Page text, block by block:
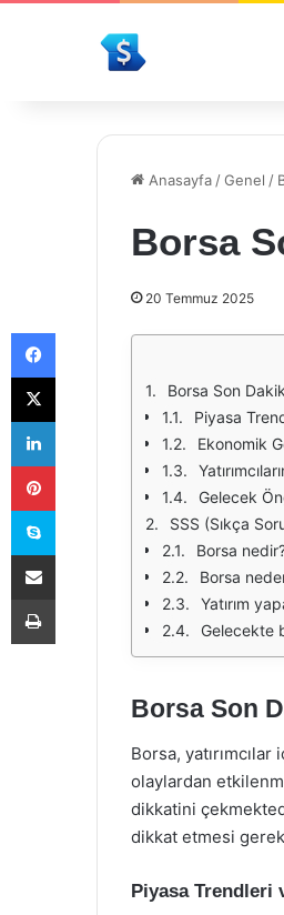
Anasayfa /Genel /
Borsa
20 Temmuz 2025
Borsa Son
Piyasa
Ekonomik
Gelecek
SSS (Sıkça
Borsa
Borsa
Yatırım
Gelecekte
Borsa Son
Borsa,
olaylardan
dikkatini
dikkat etmesi
Piyasa Trendleri
Facebook
X
LinkedIn
Pinterest
Skype
E-Posta ile paylaş